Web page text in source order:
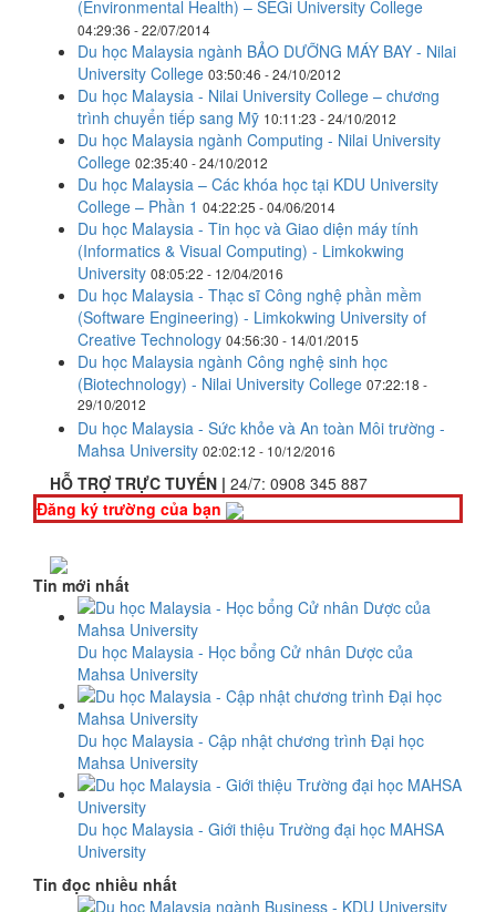
(Environmental Health) – SEGi University College
04:29:36 - 22/07/2014
Du học Malaysia ngành BẢO DƯỠNG MÁY BAY - Nilai
University College 03:50:46 - 24/10/2012
Du học Malaysia - Nilai University College – chương
trình chuyển tiếp sang Mỹ 10:11:23 - 24/10/2012
Du học Malaysia ngành Computing - Nilai University
College 02:35:40 - 24/10/2012
Du học Malaysia – Các khóa học tại KDU University
College – Phần 1 04:22:25 - 04/06/2014
Du học Malaysia - Tin học và Giao diện máy tính
(Informatics & Visual Computing) - Limkokwing
University 08:05:22 - 12/04/2016
Du học Malaysia - Thạc sĩ Công nghệ phần mềm
(Software Engineering) - Limkokwing University of
Creative Technology 04:56:30 - 14/01/2015
Du học Malaysia ngành Công nghệ sinh học
(Biotechnology) - Nilai University College 07:22:18 -
29/10/2012
Du học Malaysia - Sức khỏe và An toàn Môi trường -
Mahsa University 02:02:12 - 10/12/2016
HỖ TRỢ TRỰC TUYẾN | 24/7: 0908 345 887
Đăng ký trường của bạn
Tin mới nhất
Du học Malaysia - Học bổng Cử nhân Dược của
Mahsa University
Du học Malaysia - Cập nhật chương trình Đại học
Mahsa University
Du học Malaysia - Giới thiệu Trường đại học MAHSA
University
Tin đọc nhiều nhất